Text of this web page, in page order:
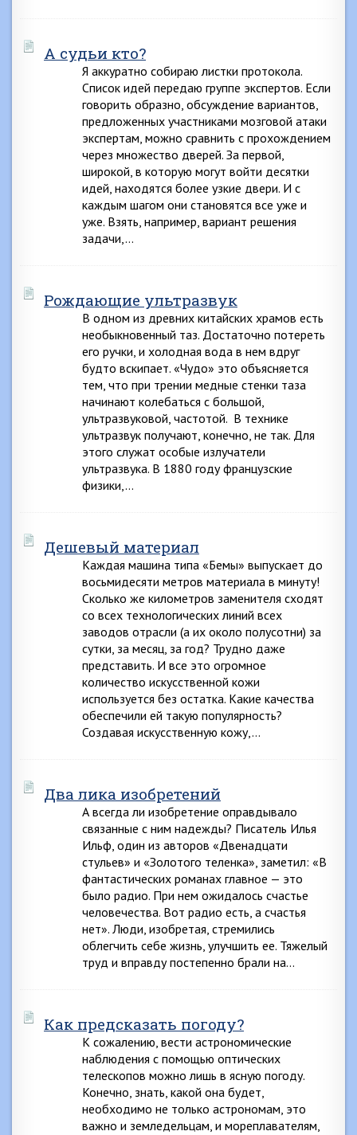
А судьи кто?
Я аккуратно собираю листки протокола.
Список идей передаю группе экспертов. Если
говорить образно, обсуждение вариантов,
предложенных участниками мозговой атаки
экспертам, можно сравнить с прохождением
через множество дверей. За первой,
широкой, в которую могут войти десятки
идей, находятся более узкие двери. И с
каждым шагом они становятся все уже и
уже. Взять, например, вариант решения
задачи,…
Рождающие ультразвук
В одном из древних китайских храмов есть
необыкновенный таз. Достаточно потереть
его ручки, и холодная вода в нем вдруг
будто вскипает. «Чудо» это объясняется
тем, что при трении медные стенки таза
начинают колебаться с большой,
ультразвуковой, частотой. В технике
ультразвук получают, конечно, не так. Для
этого служат особые излучатели
ультразвука. В 1880 году французские
физики,…
Дешевый материал
Каждая машина типа «Бемы» выпускает до
восьмидесяти метров материала в минуту!
Сколько же километров заменителя сходят
со всех технологических линий всех
заводов отрасли (а их около полусотни) за
сутки, за месяц, за год? Трудно даже
представить. И все это огромное
количество искусственной кожи
используется без остатка. Какие качества
обеспечили ей такую популярность?
Создавая искусственную кожу,…
Два лика изобретений
А всегда ли изобретение оправдывало
связанные с ним надежды? Писатель Илья
Ильф, один из авторов «Двенадцати
стульев» и «Золотого теленка», заметил: «В
фантастических романах главное — это
было радио. При нем ожидалось счастье
человечества. Вот радио есть, а счастья
нет». Люди, изобретая, стремились
облегчить себе жизнь, улучшить ее. Тяжелый
труд и вправду постепенно брали на…
Как предсказать погоду?
К сожалению, вести астрономические
наблюдения с помощью оптических
телескопов можно лишь в ясную погоду.
Конечно, знать, какой она будет,
необходимо не только астрономам, это
важно и земледельцам, и мореплавателям,